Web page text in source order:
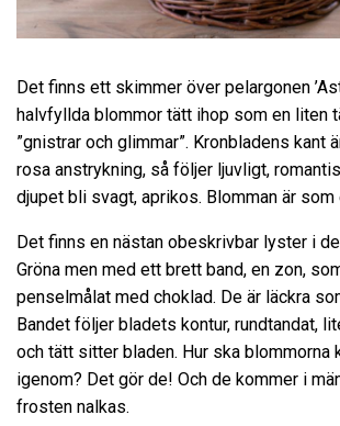
Det finns ett skimmer över pelargonen
halvfyllda blommor tätt ihop som en liten
”gnistrar och glimmar”. Kronbladens kant
rosa anstrykning, så följer ljuvligt,
djupet bli svagt, aprikos. Blomman är som
Det finns en nästan obeskrivbar lyster i
Gröna men med ett brett band, en zon,
penselmålat med choklad. De är läckra
Bandet följer bladets kontur, rundtandat,
och tätt sitter bladen. Hur ska blommorna
igenom? Det gör de! Och de kommer i
frosten nalkas.